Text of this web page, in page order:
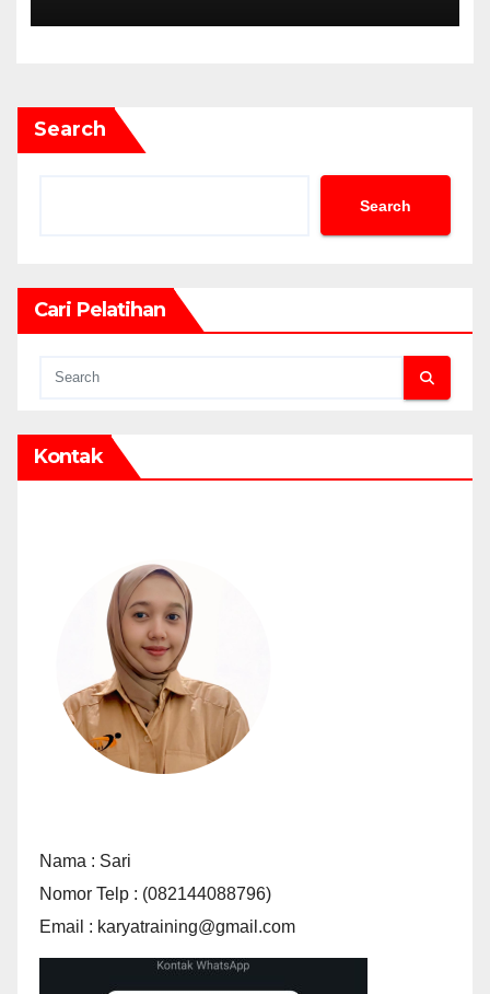
Search
Search
Cari Pelatihan
Kontak
Nama : Sari
Nomor Telp : (082144088796)
Email : karyatraining@gmail.com